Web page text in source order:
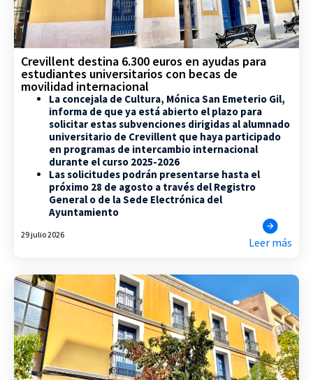
Crevillent destina 6.300 euros en ayudas para
estudiantes universitarios con becas de
movilidad internacional
La concejala de Cultura, Mónica San Emeterio Gil,
informa de que ya está abierto el plazo para
solicitar estas subvenciones dirigidas al alumnado
universitario de Crevillent que haya participado
en programas de intercambio internacional
durante el curso 2025-2026
Las solicitudes podrán presentarse hasta el
próximo 28 de agosto a través del Registro
General o de la Sede Electrónica del
Ayuntamiento
29 julio 2026
Leer más